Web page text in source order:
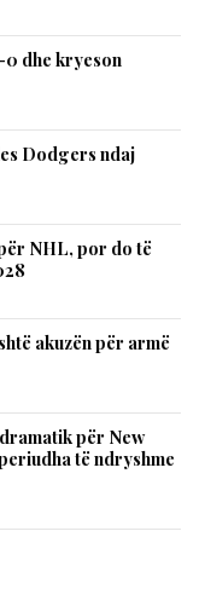
0 dhe kryeson
Dodgers ndaj
NHL, por do të
akuzën për armë
për New
të ndryshme